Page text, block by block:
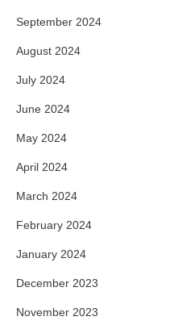
September 2024
August 2024
July 2024
June 2024
May 2024
April 2024
March 2024
February 2024
January 2024
December 2023
November 2023